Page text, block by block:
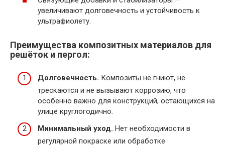
увеличивают долговечность и устойчивость к
ультрафиолету.
Преимущества композитных материалов для
решёток и пергол:
Долговечность. Композиты не гниют, не
трескаются и не вызывают коррозию, что
особенно важно для конструкций, остающихся на
улице круглогодично.
Минимальный уход. Нет необходимости в
регулярной покраске или обработке